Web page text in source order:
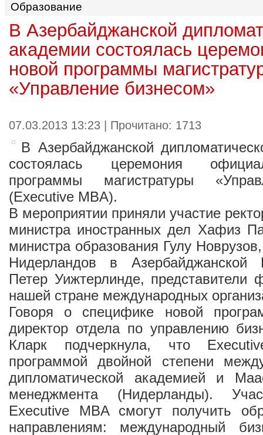
Международном
фестивале парашютного
Образование
В Азербайджанской
академии состоялась
новой программы
«Управление бизнесом»
07.03.2013 13:23 | Прочитано: 1713
В Азербайджанской
состоялась церемония
программы магистратуры
(Executive MBA).
В мероприятии приняли участие
министра иностранных дел Хафиз
министра образования Гулу
Нидерландов в Азербайджанской
Петер Уижтерлинде, представители
нашей стране международных
Говоря о специфике новой
директор отдела по управлению
Кларк подчеркнула, что
программой двойной степени
дипломатической академией и
менеджмента (Нидерланды).
Executive MBA смогут получить
направлениям: международный